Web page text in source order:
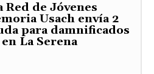
Red de Jóvenes
Usach envía 2
para damnificados
La Serena